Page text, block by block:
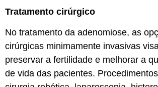
Tratamento cirúrgico
No tratamento da adenomiose, as
cirúrgicas minimamente invasivas
preservar a fertilidade e melhorar a
de vida das pacientes.